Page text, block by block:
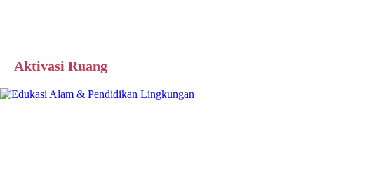
Aktivasi Ruang